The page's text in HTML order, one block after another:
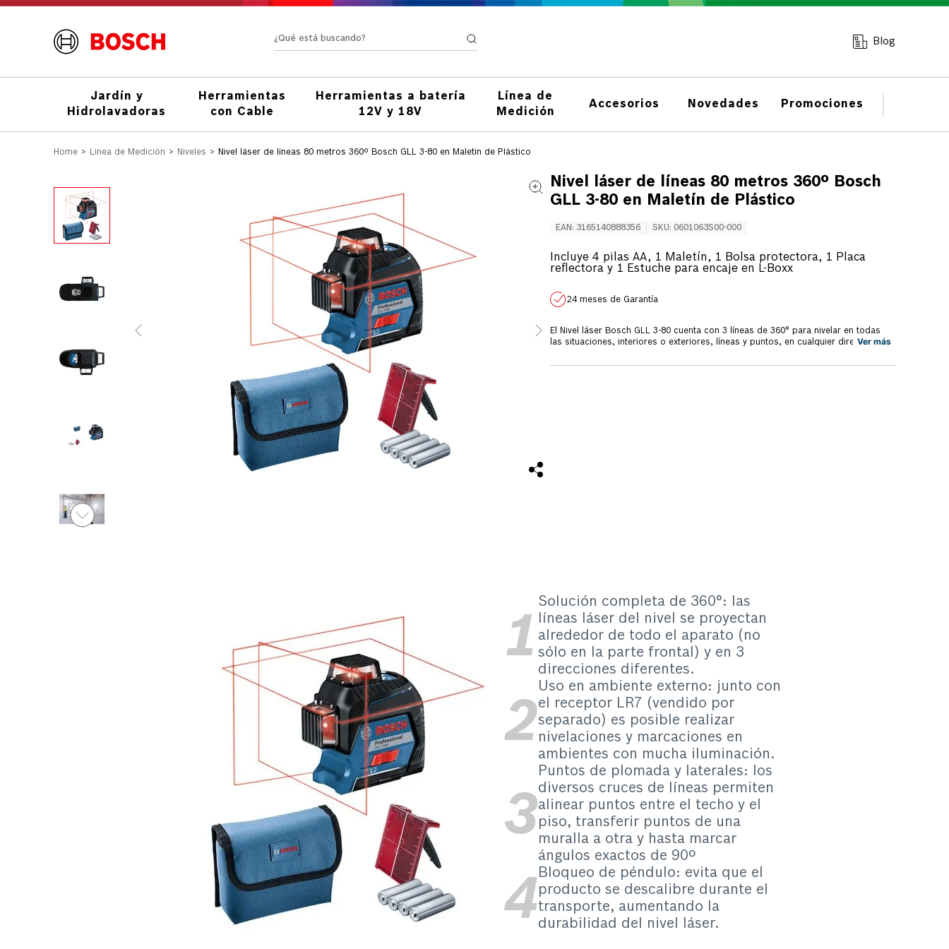
¿Qué está buscando? Blog
Jardín y
Hidrolavadoras
Herramientas
con Cable
Herramientas a batería
12V y 18V
Línea de
Medición
Accesorios Novedades Promociones
Línea de Medición Niveles Nivel láser de líneas 80 metros 360º Bosch GLL 3-80 en Maletín de Plástico
Nivel láser de líneas 80 metros 360º Bosch
GLL 3-80 en Maletín de Plástico
EAN : 3165140888356 SKU: 0601063S00-000
Incluye 4 pilas AA, 1 Maletín, 1 Bolsa protectora, 1 Placa
reflectora y 1 Estuche para encaje en L-Boxx
24 meses de Garantía
El Nivel láser Bosch GLL 3-80 cuenta con 3 líneas de 360° para nivelar en todas
las situaciones, interiores o exteriores, líneas y puntos, en cualquier dirección y
intersecciones de las líneas laterales arriba y abajo para aplomar, alinear puntos
Ver más
Solución completa de 360°: las
líneas láser del nivel se proyectan
alrededor de todo el aparato (no
sólo en la parte frontal) y en 3
direcciones diferentes.
Uso en ambiente externo: junto con
el receptor LR7 (vendido por
separado) es posible realizar
nivelaciones y marcaciones en
ambientes con mucha iluminación.
Puntos de plomada y laterales: los
diversos cruces de líneas permiten
alinear puntos entre el techo y el
piso, transferir puntos de una
muralla a otra y hasta marcar
ángulos exactos de 90º
Bloqueo de péndulo: evita que el
producto se descalibre durante el
transporte, aumentando la
durabilidad del nivel láser.